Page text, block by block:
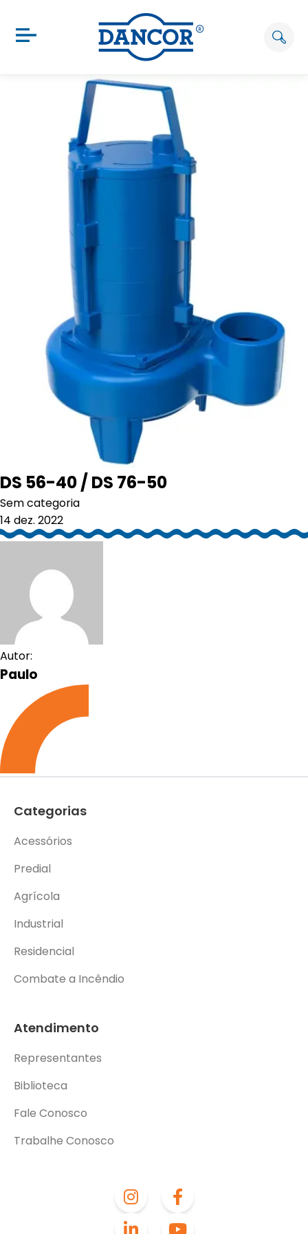
DS 56-40 / DS 76-50
Sem categoria
14 dez. 2022
Autor:
Paulo
Categorias
Acessórios
Predial
Agrícola
Industrial
Residencial
Combate a Incêndio
Atendimento
Representantes
Biblioteca
Fale Conosco
Trabalhe Conosco